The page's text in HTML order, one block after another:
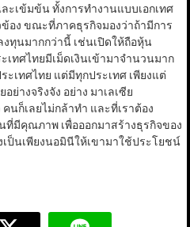
ะเข้มข้น ทั้งการทำงานแบบเอกเทศ
อง ขณะที่ภาคธุรกิจมองว่าถ้ามีการ
งทุนมากกว่านี้ เช่นเปิดให้ถือหุ้น
เทศไทยมีเม็ดเงินเข้ามาจำนวนมาก
ะเทศไทย แต่มีทุกประเทศ เพียงแต่
ย่างจริงจัง อย่าง มาเลเซีย
นก็เลยไม่กล้าทำ และที่เราต้อง
มีคุณภาพ เพื่อออกมาสร้างธุรกิจของ
ป็นเพียงนอมินีให้เขามาใช้ประโยชน์